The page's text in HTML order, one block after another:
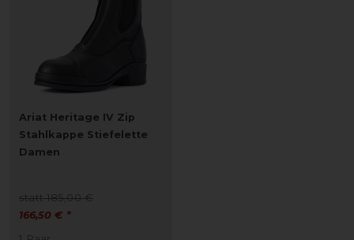
Ariat Heritage IV Zip
Stahlkappe Stiefelette
Damen
statt 185,00 €
166,50 € *